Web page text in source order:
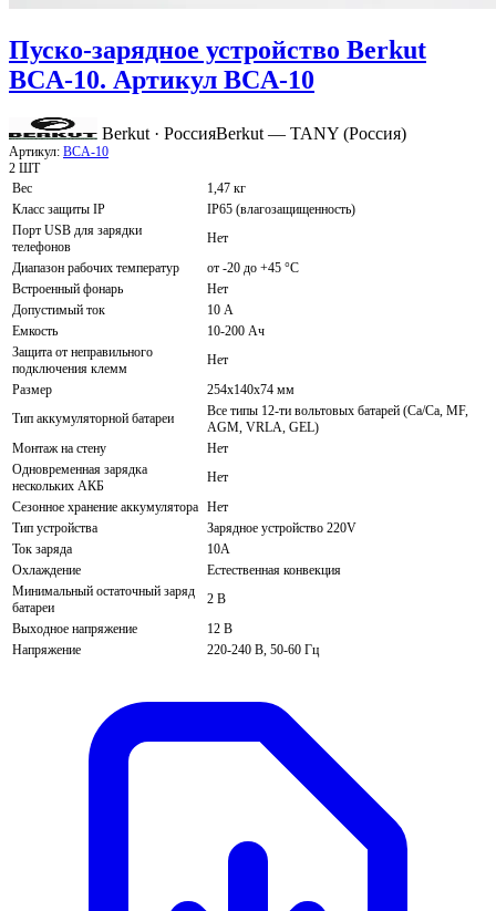
Пуско-зарядное устройство Berkut
BCA-10. Артикул BCA-10
Berkut · РоссияBerkut — TANY (Россия)
Артикул: BCA-10
2 ШТ
Вес
1,47 кг
Класс защиты IP
IP65 (влагозащищенность)
Порт USB для зарядки
телефонов
Нет
Диапазон рабочих температур
от -20 до +45 °C
Встроенный фонарь
Нет
Допустимый ток
10 А
Емкость
10-200 Ач
Защита от неправильного
подключения клемм
Нет
Размер
254x140x74 мм
Тип аккумуляторной батареи
Все типы 12-ти вольтовых батарей (Сa/Ca, MF,
AGM, VRLA, GEL)
Монтаж на стену
Нет
Одновременная зарядка
нескольких АКБ
Нет
Сезонное хранение аккумулятора Нет
Тип устройства
Зарядное устройство 220V
Ток заряда
10А
Охлаждение
Естественная конвекция
Минимальный остаточный заряд
батареи
2 В
Выходное напряжение
12 В
Напряжение
220-240 В, 50-60 Гц